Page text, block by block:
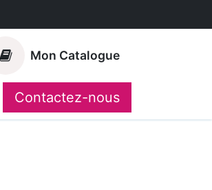
Mon Catalogue
CompoShop
Contactez-nous